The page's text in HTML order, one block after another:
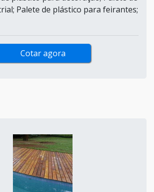
Palete de plástico para feirantes;
Cotar agora